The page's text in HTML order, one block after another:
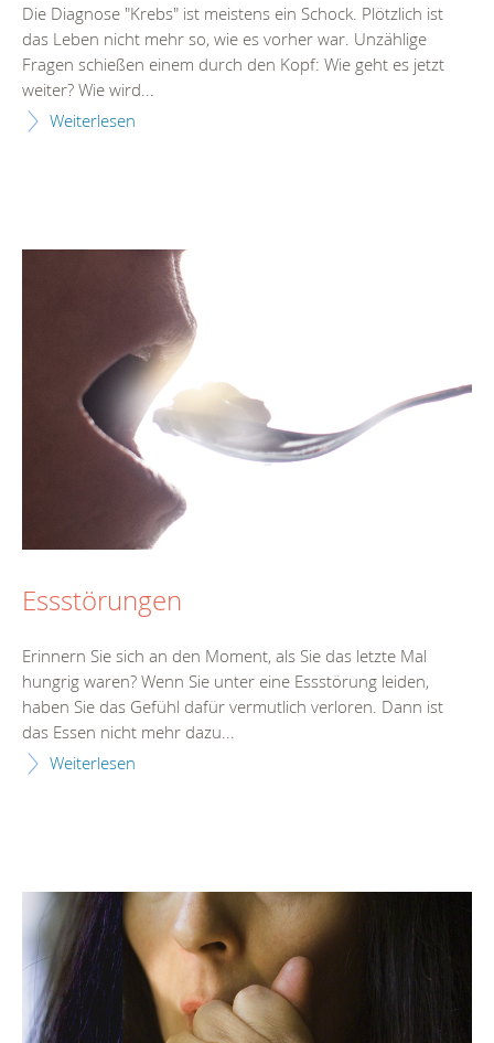
Die Diagnose "Krebs" ist meistens ein Schock. Plötzlich ist
das Leben nicht mehr so, wie es vorher war. Unzählige
Fragen schießen einem durch den Kopf: Wie geht es jetzt
weiter? Wie wird...
Weiterlesen
Essstörungen
Erinnern Sie sich an den Moment, als Sie das letzte Mal
hungrig waren? Wenn Sie unter eine Essstörung leiden,
haben Sie das Gefühl dafür vermutlich verloren. Dann ist
das Essen nicht mehr dazu...
Weiterlesen